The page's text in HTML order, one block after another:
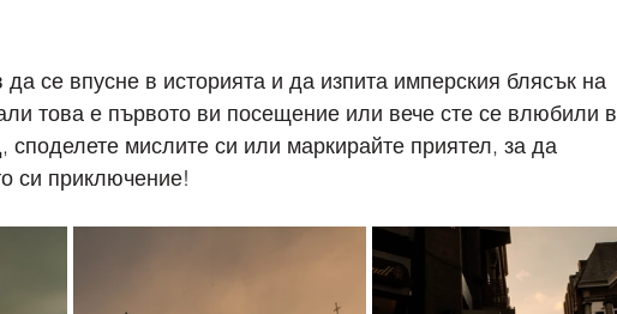
да се впусне в историята и да изпита имперския блясък на
това е първото ви посещение или вече сте се влюбили в
споделете мислите си или маркирайте приятел, за да
си приключение!